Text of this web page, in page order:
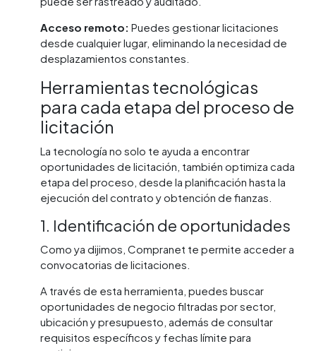
Acceso remoto: Puedes gestionar licitaciones
desde cualquier lugar, eliminando la necesidad de
desplazamientos constantes.
Herramientas tecnológicas
para cada etapa del proceso de
licitación
La tecnología no solo te ayuda a encontrar
oportunidades de licitación, también optimiza cada
etapa del proceso, desde la planificación hasta la
ejecución del contrato y obtención de fianzas.
1. Identificación de oportunidades
Como ya dijimos, Compranet te permite acceder a
convocatorias de licitaciones.
A través de esta herramienta, puedes buscar
oportunidades de negocio filtradas por sector,
ubicación y presupuesto, además de consultar
requisitos específicos y fechas límite para